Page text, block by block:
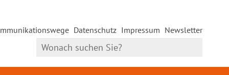
Datenschutz Impressum Newsletter